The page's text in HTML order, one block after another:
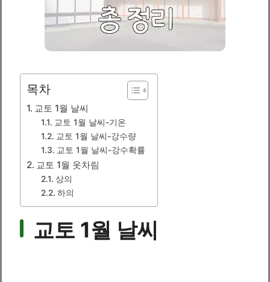
목차
교토 1월 날씨
교토 1월 날씨-기온
교토 1월 날씨-강수량
교토 1월 날씨-강수확률
교토 1월 옷차림
상의
하의
교토 1월 날씨